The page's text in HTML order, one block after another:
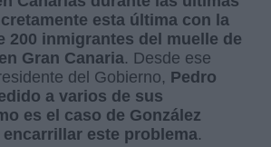
esta última con la
200 inmigrantes del muelle de
Gran Canaria. Desde ese
del Gobierno, Pedro
a varios de sus
es el caso de González
este problema.